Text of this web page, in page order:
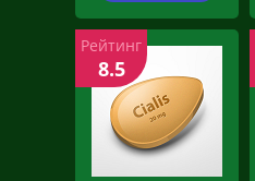
Рейтинг
8.5